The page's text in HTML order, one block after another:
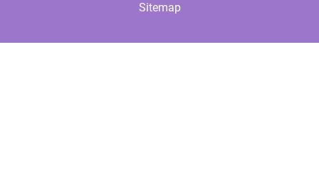
Sitemap